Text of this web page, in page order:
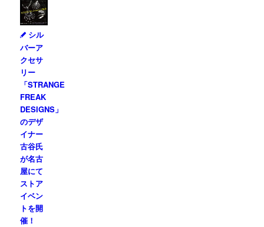
シル
バーア
クセサ
リー
「STRANGE
FREAK
DESIGNS」
のデザ
イナー
古谷氏
が名古
屋にて
ストア
イベン
トを開
催！